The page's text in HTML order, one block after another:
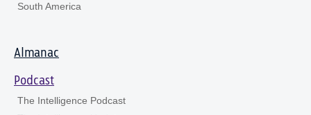
South America
Almanac
Podcast
The Intelligence Podcast